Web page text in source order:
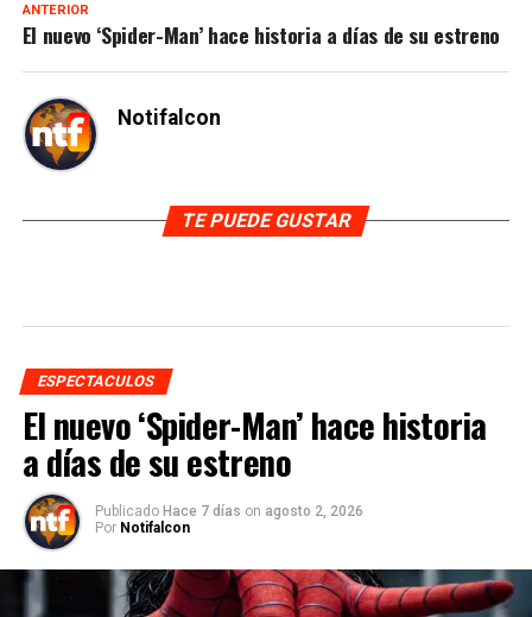
ANTERIOR
El nuevo ‘Spider-Man’ hace historia a días de su estreno
Notifalcon
TE PUEDE GUSTAR
ESPECTACULOS
El nuevo ‘Spider-Man’ hace historia
a días de su estreno
Publicado Hace 7 días on agosto 2, 2026
Por Notifalcon